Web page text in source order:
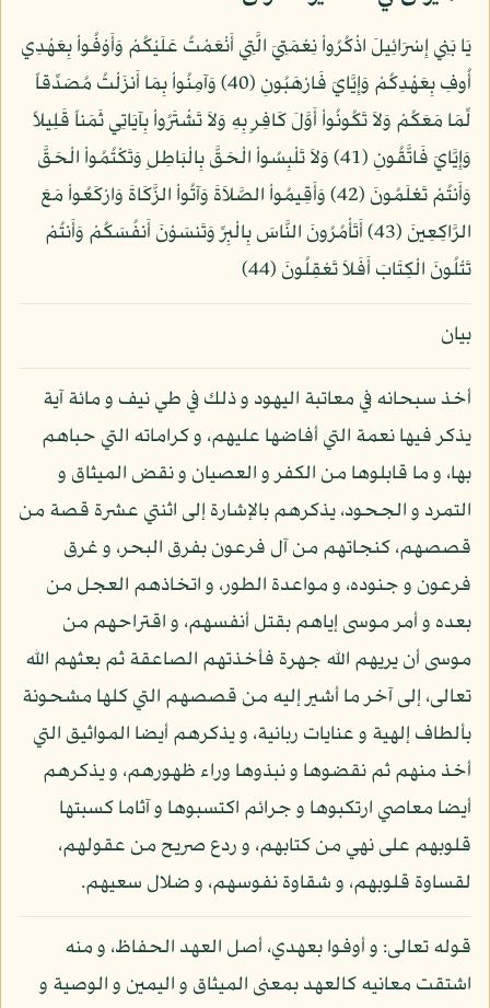
يَا بَنِي إِسْرَائِيلَ اذْكُرُواْ نِعْمَتِيَ الَّتِي أَنْعَمْتُ عَلَيْكُمْ وَأَوْفُواْ بِعَهْدِي
أُوفِ بِعَهْدِكُمْ وَإِيَّايَ فَارْهَبُونِ (40) وَآمِنُواْ بِمَا أَنزَلْتُ مُصَدِّقاً
لِّمَا مَعَكُمْ وَلاَ تَكُونُواْ أَوَّلَ كَافِرٍ بِهِ وَلاَ تَشْتَرُواْ بِآيَاتِي ثَمَناً قَلِيلاً
وَإِيَّايَ فَاتَّقُونِ (41) وَلاَ تَلْبِسُواْ الْحَقَّ بِالْبَاطِلِ وَتَكْتُمُواْ الْحَقَّ
وَأَنتُمْ تَعْلَمُونَ (42) وَأَقِيمُواْ الصَّلاَةَ وَآتُواْ الزَّكَاةَ وَارْكَعُواْ مَعَ
الرَّاكِعِينَ (43) أَتَأْمُرُونَ النَّاسَ بِالْبِرِّ وَتَنسَوْنَ أَنفُسَكُمْ وَأَنتُمْ
تَتْلُونَ الْكِتَابَ أَفَلاَ تَعْقِلُونَ (44)
بيان
أخذ سبحانه في معاتبة اليهود و ذلك في طي نيف و مائة آية
يذكر فيها نعمة التي أفاضها عليهم، و كراماته التي حباهم
بها، و ما قابلوها من الكفر و العصيان و نقض الميثاق و
التمرد و الجحود، يذكرهم بالإشارة إلى اثنتي عشرة قصة من
قصصهم، كنجاتهم من آل فرعون بفرق البحر، و غرق
فرعون و جنوده، و مواعدة الطور، و اتخاذهم العجل من
بعده و أمر موسى إياهم بقتل أنفسهم، و اقتراحهم من
موسى أن يريهم الله جهرة فأخذتهم الصاعقة ثم بعثهم الله
تعالى، إلى آخر ما أشير إليه من قصصهم التي كلها مشحونة
بألطاف إلهية و عنايات ربانية، و يذكرهم أيضا المواثيق التي
أخذ منهم ثم نقضوها و نبذوها وراء ظهورهم، و يذكرهم
أيضا معاصي ارتكبوها و جرائم اكتسبوها و آثاما كسبتها
قلوبهم على نهي من كتابهم، و ردع صريح من عقولهم،
لقساوة قلوبهم، و شقاوة نفوسهم، و ضلال سعيهم.
قوله تعالى: و أوفوا بعهدي، أصل العهد الحفاظ، و منه
اشتقت معانيه كالعهد بمعنى الميثاق و اليمين و الوصية و